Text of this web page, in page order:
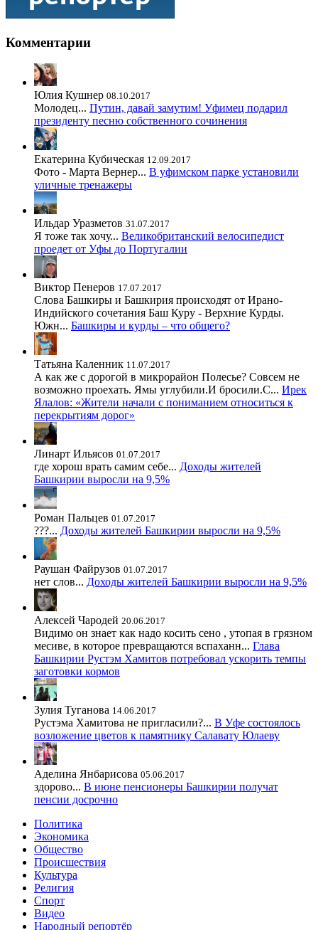
Комментарии
Юлия Кушнер 08.10.2017
Молодец... Путин, давай замутим! Уфимец подарил
президенту песню собственного сочинения
Екатерина Кубическая 12.09.2017
Фото - Марта Вернер... В уфимском парке установили
уличные тренажеры
Ильдар Уразметов 31.07.2017
Я тоже так хочу... Великобританский велосипедист
проедет от Уфы до Португалии
Виктор Пенеров 17.07.2017
Слова Башкиры и Башкирия происходят от Ирано-
Индийского сочетания Баш Куру - Верхние Курды.
Южн... Башкиры и курды – что общего?
Татьяна Каленник 11.07.2017
А как же с дорогой в микрорайон Полесье? Совсем не
возможно проехать. Ямы углубили.И бросили.С... Ирек
Ялалов: «Жители начали с пониманием относиться к
перекрытиям дорог»
Линарт Ильясов 01.07.2017
где хорош врать самим себе... Доходы жителей
Башкирии выросли на 9,5%
Роман Пальцев 01.07.2017
???... Доходы жителей Башкирии выросли на 9,5%
Раушан Файрузов 01.07.2017
нет слов... Доходы жителей Башкирии выросли на 9,5%
Алексей Чародей 20.06.2017
Видимо он знает как надо косить сено , утопая в грязном
месиве, в которое превращаются вспаханн... Глава
Башкирии Рустэм Хамитов потребовал ускорить темпы
заготовки кормов
Зулия Туганова 14.06.2017
Рустэма Хамитова не пригласили?... В Уфе состоялось
возложение цветов к памятнику Салавату Юлаеву
Аделина Янбарисова 05.06.2017
здорово... В июне пенсионеры Башкирии получат
пенсии досрочно
Политика
Экономика
Общество
Происшествия
Культура
Религия
Спорт
Видео
Народный репортёр